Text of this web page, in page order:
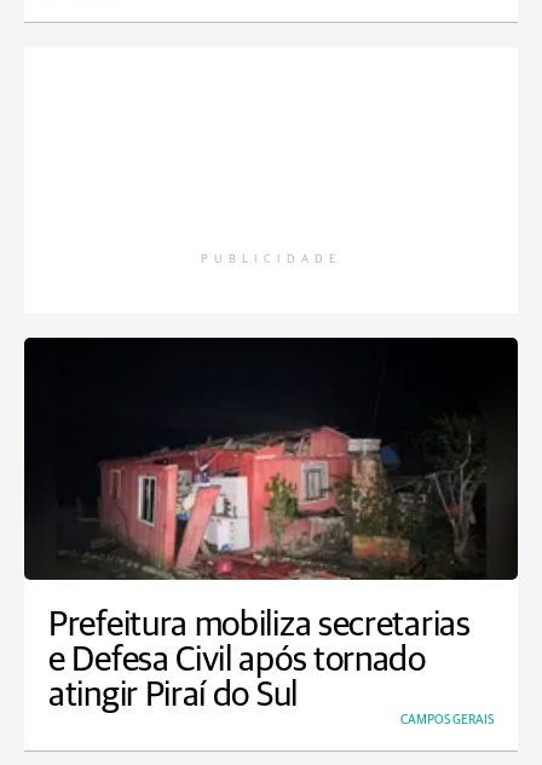
PUBLICIDADE
Prefeitura mobiliza secretarias
e Defesa Civil após tornado
atingir Piraí do Sul
CAMPOS GERAIS